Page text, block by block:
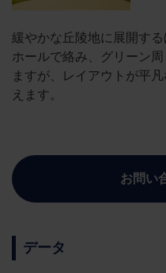
緩やかな丘陵地に展開す
ホールで絡み、グリーン
ますが、レイアウトが平
えます。
お問い
データ